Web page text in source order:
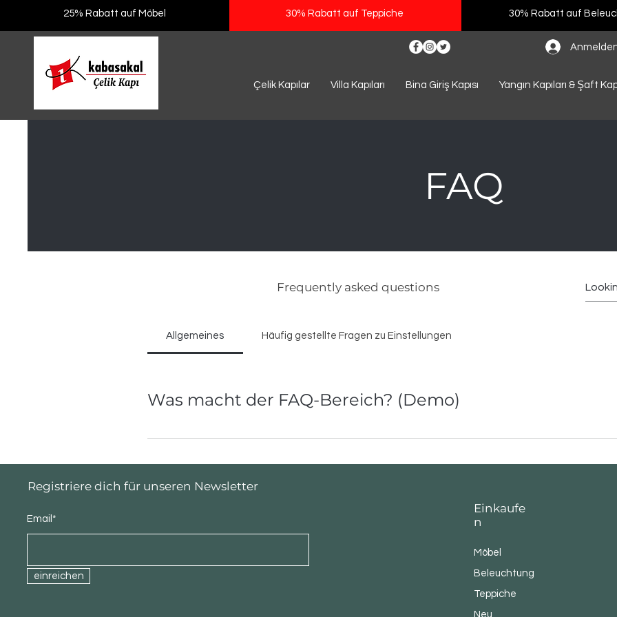
25% Rabatt auf Möbel 30% Rabatt auf Teppiche 30% Rabatt auf
Çelik Kapılar Villa Kapıları Bina Giriş Kapısı Yangın Kapıları & Şaft
FAQ
Frequently asked questions
Allgemeines Häufig gestellte Fragen zu Einstellungen
Was macht der FAQ-Bereich? (Demo)
SSS bölümü, "Gönderim bölgeleriniz nelerdir?", "Çalışma saatleriniz nelerdir?" veya "Nasıl hizmet
Registriere dich für unseren Newsletter
Email*
einreichen
Einkaufe
n
Möbel
Beleuchtung
Teppiche
Neu